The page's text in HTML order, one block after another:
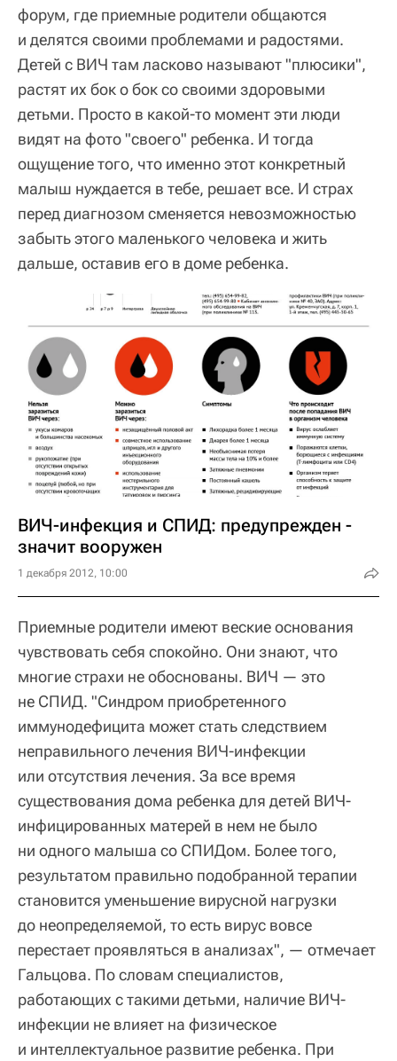
форум, где приемные родители общаются
и делятся своими проблемами и радостями.
Детей с ВИЧ там ласково называют "плюсики",
растят их бок о бок со своими здоровыми
детьми. Просто в какой-то момент эти люди
видят на фото "своего" ребенка. И тогда
ощущение того, что именно этот конкретный
малыш нуждается в тебе, решает все. И страх
перед диагнозом сменяется невозможностью
забыть этого маленького человека и жить
дальше, оставив его в доме ребенка.
ВИЧ-инфекция и СПИД: предупрежден -
значит вооружен
1 декабря 2012, 10:00
Приемные родители имеют веские основания
чувствовать себя спокойно. Они знают, что
многие страхи не обоснованы. ВИЧ — это
не СПИД. "Синдром приобретенного
иммунодефицита может стать следствием
неправильного лечения ВИЧ-инфекции
или отсутствия лечения. За все время
существования дома ребенка для детей ВИЧ-
инфицированных матерей в нем не было
ни одного малыша со СПИДом. Более того,
результатом правильно подобранной терапии
становится уменьшение вирусной нагрузки
до неопределяемой, то есть вирус вовсе
перестает проявляться в анализах", — отмечает
Гальцова. По словам специалистов,
работающих с такими детьми, наличие ВИЧ-
инфекции не влияет на физическое
и интеллектуальное развитие ребенка. При